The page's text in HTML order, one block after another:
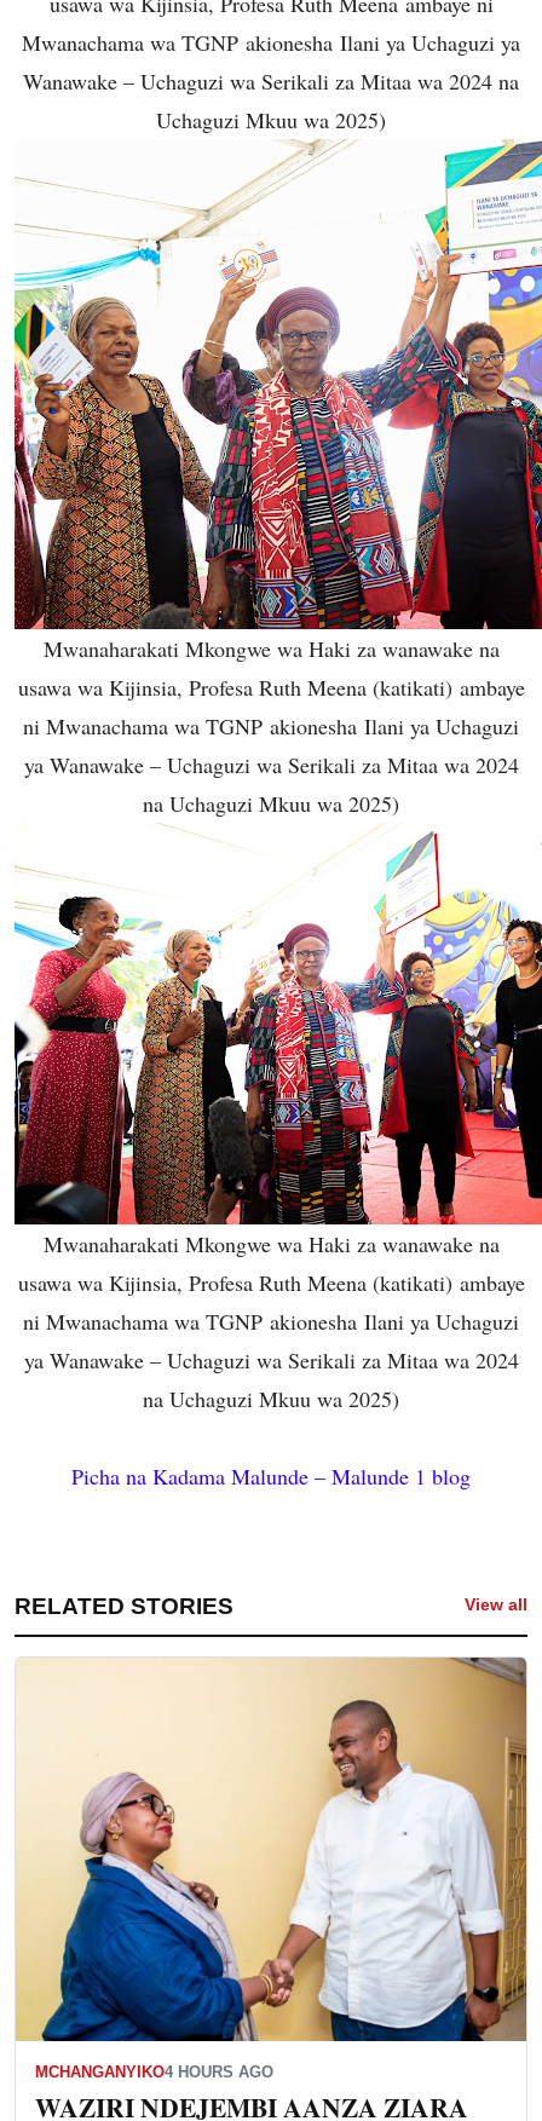
Mwanachama wa TGNP akionesha Ilani ya Uchaguzi ya
Wanawake – Uchaguzi wa Serikali za Mitaa wa 2024 na
Uchaguzi Mkuu wa 2025)
Mwanaharakati Mkongwe wa Haki za wanawake na
usawa wa Kijinsia, Profesa Ruth Meena (katikati) ambaye
ni Mwanachama wa TGNP akionesha Ilani ya Uchaguzi
ya Wanawake – Uchaguzi wa Serikali za Mitaa wa 2024
na Uchaguzi Mkuu wa 2025)
Mwanaharakati Mkongwe wa Haki za wanawake na
usawa wa Kijinsia, Profesa Ruth Meena (katikati) ambaye
ni Mwanachama wa TGNP akionesha Ilani ya Uchaguzi
ya Wanawake – Uchaguzi wa Serikali za Mitaa wa 2024
na Uchaguzi Mkuu wa 2025)
Picha na Kadama Malunde – Malunde 1 blog
RELATED STORIES View all
MCHANGANYIKO4 HOURS AGO
WAZIRI NDEJEMBI AANZA ZIARA